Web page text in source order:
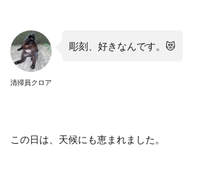
清掃員クロア
彫刻、好きなんです。 😻
この日は、天候にも恵まれました。